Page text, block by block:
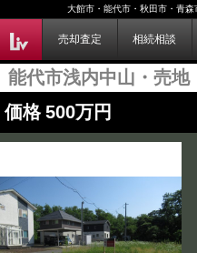
大館市・能代市・秋田市・青
売却査定 相続相談
能代市浅内中山・売地
価格 500万円